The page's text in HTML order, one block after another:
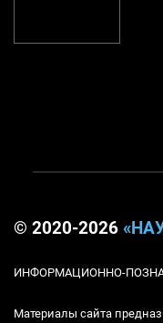
© 2020-2026
ИНФОРМАЦИОННО-
Материалы сайта